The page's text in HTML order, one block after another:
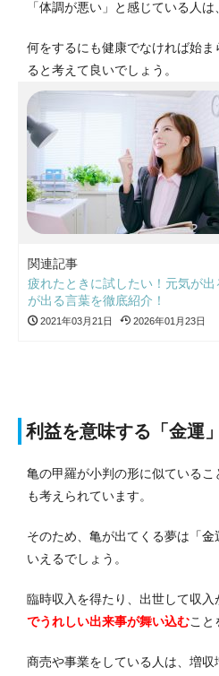
「体調が悪い」と感じている人は
何をするにも健康でなければ始
ると考えて良いでしょう。
関連記事
疲れたときに試したい！元気が
が出る言葉を徹底紹介！
2021年03月21日 2026年01月23日
利益を意味する「金運
亀の甲羅が小判の形に似ているこ
も考えられています。
そのため、亀が出てくる夢は 「
いえるでしょう。
臨時収入を得たり、出世して収入
でうれしい出来事が舞い込むこと
商売や事業をしている人は、増収